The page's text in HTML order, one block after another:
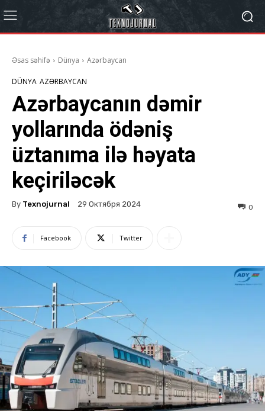
Əsas səhifə Dünya Azərbaycan
DÜNYA AZƏRBAYCAN
Azərbaycanın dəmir
yollarında ödəniş
üztanıma ilə həyata
keçiriləcək
By Texnojurnal 29 Октября 2024 0
Facebook Twitter